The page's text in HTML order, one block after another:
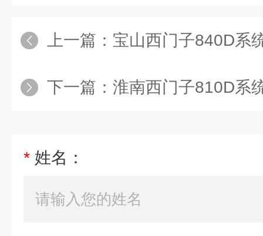
上一篇： 宝山西门子840D系统龙门铣伺服
下一篇： 淮南西门子810D系统切割机主轴电
* 姓名：